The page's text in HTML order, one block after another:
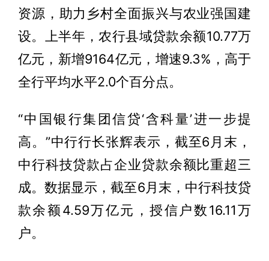
资源，助力乡村全面振兴与农业强国建
设。上半年，农行县域贷款余额10.77万
亿元，新增9164亿元，增速9.3%，高于
全行平均水平2.0个百分点。
“中国银行集团信贷‘含科量’进一步提
高。”中行行长张辉表示，截至6月末，
中行科技贷款占企业贷款余额比重超三
成。数据显示，截至6月末，中行科技贷
款余额4.59万亿元，授信户数16.11万
户。